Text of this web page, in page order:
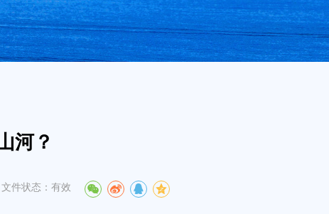
河？
文件状态：有效